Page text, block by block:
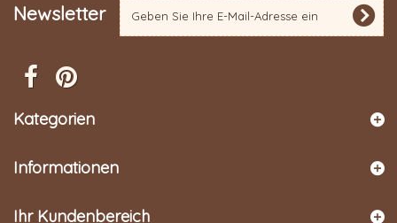
Newsletter
Kategorien
Informationen
Ihr Kundenbereich